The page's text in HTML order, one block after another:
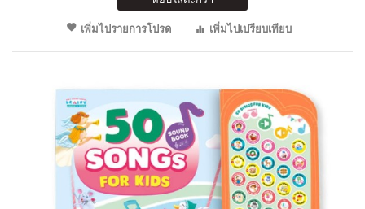
เพิ่มไปรายการโปรด
เพิ่มไปเปรียบเทียบ